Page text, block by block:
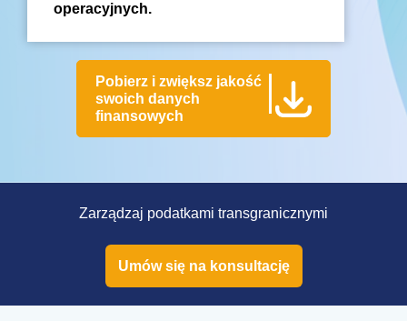
operacyjnych.
Pobierz i zwiększ jakość
swoich danych
finansowych
Zarządzaj podatkami transgranicznymi
Umów się na konsultację